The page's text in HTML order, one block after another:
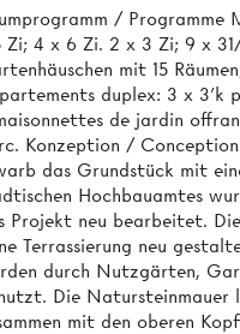
/ Programme
Zi; 4 x 6 Zi. 2 x 3 Zi; 9 x
mit 15
duplex: 3 x 3'k
de jardin
Konzeption /
das Grundstück mit
Hochbauamtes
Projekt neu bearbeitet.
Terrassierung neu
durch Nutzgärten,
Die Natursteinmauer
mit den oberen